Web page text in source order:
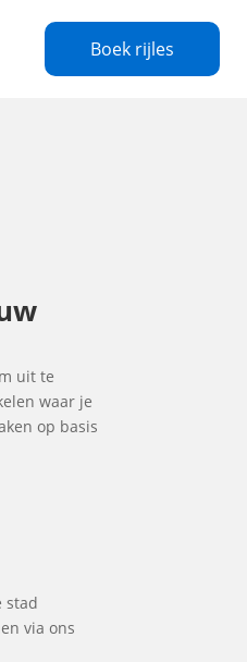
Boek rijles
uit te
waar je
op basis
stad
via ons